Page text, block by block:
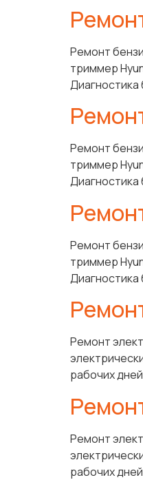
Ремонт
триммер
Ремонт
триммер
Ремонт
триммер
Ремонт
рабочих
Ремонт
рабочих